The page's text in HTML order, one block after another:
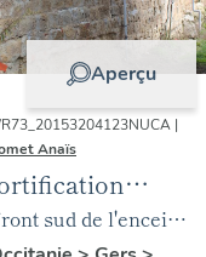
Aperçu
|
Anaïs
sud de l'enceinte